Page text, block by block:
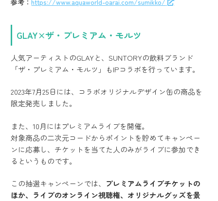
参考：https://www.aquaworld-oarai.com/sumikko/
GLAY×ザ・プレミアム・モルツ
人気アーティストのGLAYと、SUNTORYの飲料ブランド
「ザ・プレミアム・モルツ」もIPコラボを行っています。
2023年7月25日には、コラボオリジナルデザイン缶の商品を
限定発売しました。
また、10月にはプレミアムライブを開催。
対象商品の二次元コードからポイントを貯めてキャンペー
ンに応募し、チケットを当てた人のみがライブに参加でき
るというものです。
この抽選キャンペーンでは、 プレミアムライブチケットの
ほか、ライブのオンライン視聴権、オリジナルグッズを景